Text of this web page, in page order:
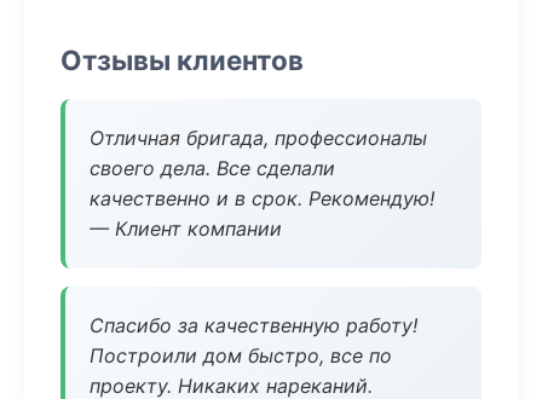
Отзывы клиентов
Отличная бригада, профессионалы
своего дела. Все сделали
качественно и в срок. Рекомендую!
— Клиент компании
Спасибо за качественную работу!
Построили дом быстро, все по
проекту. Никаких нареканий.